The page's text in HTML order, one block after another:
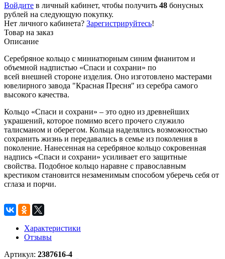
Войдите в личный кабинет, чтобы получить 48 бонусных
рублей на следующую покупку.
Нет личного кабинета? Зарегистрируйтесь!
Товар на заказ
Описание
Серебряное кольцо с миниатюрным синим фианитом и
объемной надпистью «Спаси и сохрани» по
всей внешней стороне изделия. Оно изготовлено мастерами
ювелирного завода "Красная Пресня" из серебра самого
высокого качества.
Кольцо «Спаси и сохрани» – это одно из древнейших
украшений, которое помимо всего прочего служило
талисманом и оберегом. Кольца наделялись возможностью
сохранить жизнь и передавались в семье из поколения в
поколение. Нанесенная на серебряное кольцо сокровенная
надпись «Спаси и сохрани» усиливает его защитные
свойства. Подобное кольцо наравне с православным
крестиком становится незаменимым способом уберечь себя от
сглаза и порчи.
Характеристики
Отзывы
Артикул: 2387616-4